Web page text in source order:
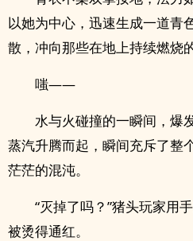
以她为中心，迅速生成一道青
散，冲向那些在地上持续燃烧
嗤——
水与火碰撞的一瞬间，爆
蒸汽升腾而起，瞬间充斥了整
茫茫的混沌。
“灭掉了吗？”猪头玩家用
被烫得通红。